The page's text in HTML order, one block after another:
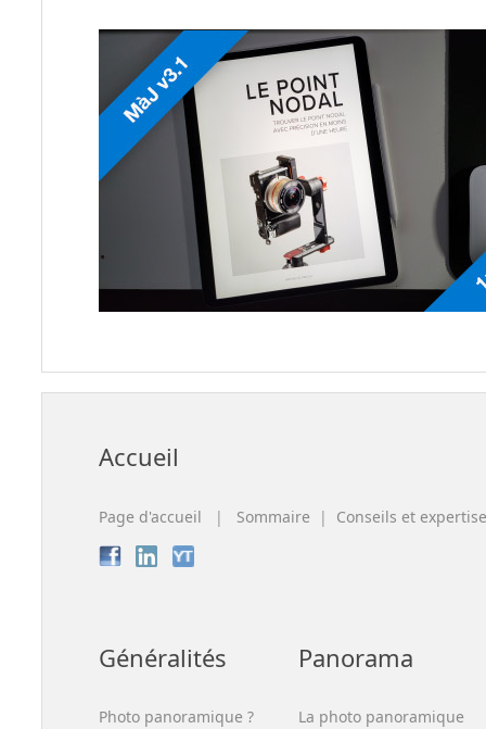
Accueil
Page d'accueil | Sommaire | Conseils et
Généralités Panorama
Photo panoramique ?
La photo panoramique